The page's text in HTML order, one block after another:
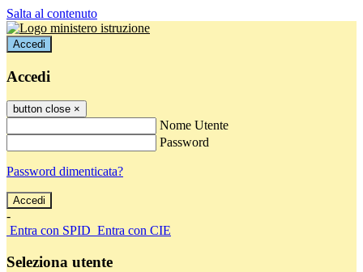
Salta al contenuto
Accedi
Accedi
button close ×
Nome Utente
Password
Password dimenticata?
-
Entra con SPID Entra con CIE
Seleziona utente